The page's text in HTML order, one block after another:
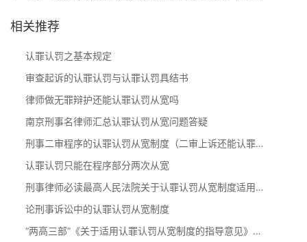
相关推荐
认罪认罚之基本规定
审查起诉的认罪认罚与认罪认罚具结书
律师做无罪辩护还能认罪认罚从宽吗
南京刑事名律师汇总认罪认罚从宽问题答疑
刑事二审程序的认罪认罚从宽制度（二审上诉还能认罪认罚从宽吗）
认罪认罚只能在程序部分两次从宽
刑事律师必读最高人民法院关于认罪认罚从宽制度适用问题指南
论刑事诉讼中的认罪认罚从宽制度
“两高三部”《关于适用认罪认罚从宽制度的指导意见》（全文）